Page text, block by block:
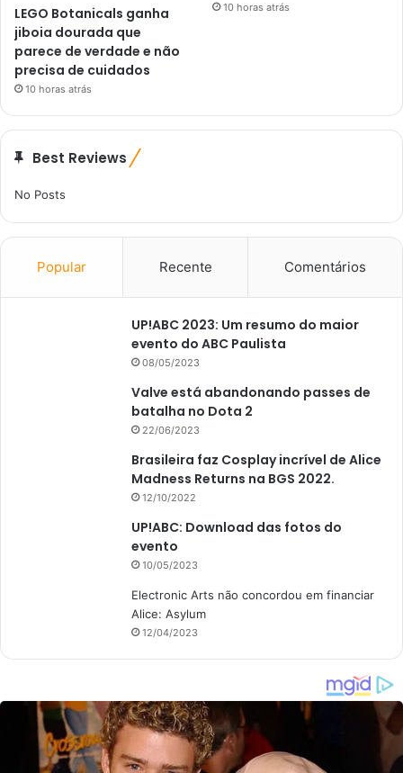
LEGO Botanicals ganha
jiboia dourada que
parece de verdade e não
precisa de cuidados
10 horas atrás
10 horas atrás
Best Reviews
No Posts
Popular Recente Comentários
UP!ABC 2023: Um resumo do maior
evento do ABC Paulista
08/05/2023
Valve está abandonando passes de
batalha no Dota 2
22/06/2023
Brasileira faz Cosplay incrível de Alice
Madness Returns na BGS 2022.
12/10/2022
UP!ABC: Download das fotos do
evento
10/05/2023
Electronic Arts não concordou em financiar
Alice: Asylum
12/04/2023